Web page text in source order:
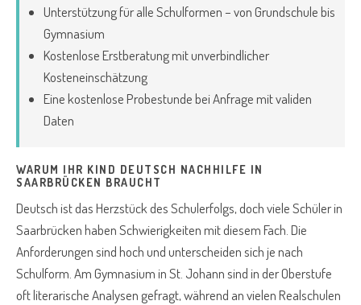
Unterstützung für alle Schulformen – von Grundschule bis
Gymnasium
Kostenlose Erstberatung mit unverbindlicher
Kosteneinschätzung
Eine kostenlose Probestunde bei Anfrage mit validen
Daten
WARUM IHR KIND DEUTSCH NACHHILFE IN
SAARBRÜCKEN BRAUCHT
Deutsch ist das Herzstück des Schulerfolgs, doch viele Schüler in
Saarbrücken haben Schwierigkeiten mit diesem Fach. Die
Anforderungen sind hoch und unterscheiden sich je nach
Schulform. Am Gymnasium in St. Johann sind in der Oberstufe
oft literarische Analysen gefragt, während an vielen Realschulen